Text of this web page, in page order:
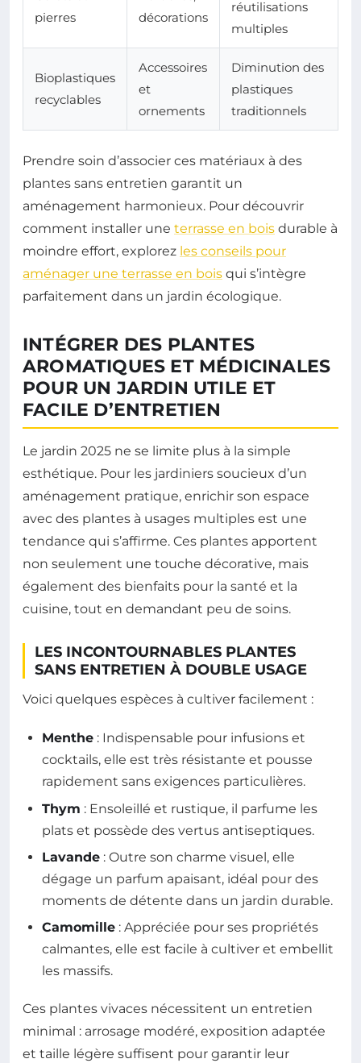
pierres
décorations
réutilisations
multiples
Bioplastiques
recyclables
Accessoires
et
ornements
Diminution des
plastiques
traditionnels
Prendre soin d’associer ces matériaux à des
plantes sans entretien garantit un
aménagement harmonieux. Pour découvrir
comment installer une terrasse en bois durable à
moindre effort, explorez les conseils pour
aménager une terrasse en bois qui s’intègre
parfaitement dans un jardin écologique.
INTÉGRER DES PLANTES
AROMATIQUES ET MÉDICINALES
POUR UN JARDIN UTILE ET
FACILE D’ENTRETIEN
Le jardin 2025 ne se limite plus à la simple
esthétique. Pour les jardiniers soucieux d’un
aménagement pratique, enrichir son espace
avec des plantes à usages multiples est une
tendance qui s’affirme. Ces plantes apportent
non seulement une touche décorative, mais
également des bienfaits pour la santé et la
cuisine, tout en demandant peu de soins.
LES INCONTOURNABLES PLANTES
SANS ENTRETIEN À DOUBLE USAGE
Voici quelques espèces à cultiver facilement :
Menthe : Indispensable pour infusions et
cocktails, elle est très résistante et pousse
rapidement sans exigences particulières.
Thym : Ensoleillé et rustique, il parfume les
plats et possède des vertus antiseptiques.
Lavande : Outre son charme visuel, elle
dégage un parfum apaisant, idéal pour des
moments de détente dans un jardin durable.
Camomille : Appréciée pour ses propriétés
calmantes, elle est facile à cultiver et embellit
les massifs.
Ces plantes vivaces nécessitent un entretien
minimal : arrosage modéré, exposition adaptée
et taille légère suffisent pour garantir leur